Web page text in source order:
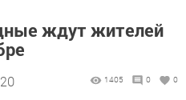
ждут жителей
1405 0 0